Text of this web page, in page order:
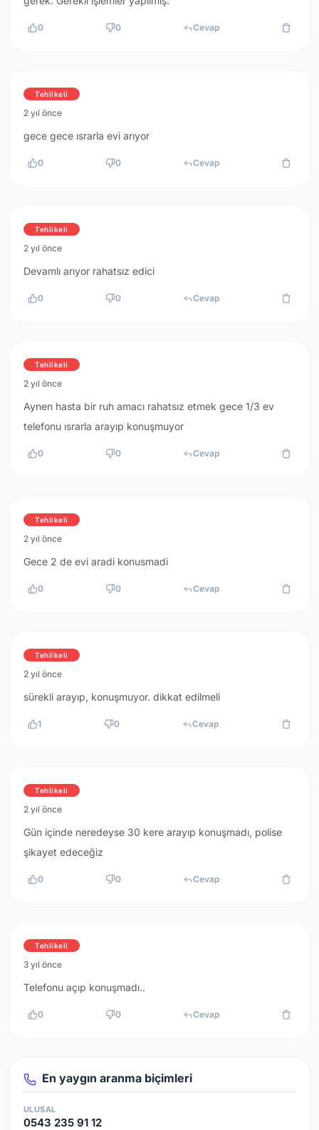
0 0 Cevap
Tehlikeli
2 yıl önce
gece gece ısrarla evi arıyor
0 0 Cevap
Tehlikeli
2 yıl önce
Devamlı arıyor rahatsız edici
0 0 Cevap
Tehlikeli
2 yıl önce
Aynen hasta bir ruh amacı rahatsız etmek gece 1/3 ev
telefonu ısrarla arayıp konuşmuyor
0 0 Cevap
Tehlikeli
2 yıl önce
Gece 2 de evi aradi konusmadi
0 0 Cevap
Tehlikeli
2 yıl önce
sürekli arayıp, konuşmuyor. dikkat edilmeli
1 0 Cevap
Tehlikeli
2 yıl önce
Gün içinde neredeyse 30 kere arayıp konuşmadı, polise
şikayet edeceğiz
0 0 Cevap
Tehlikeli
3 yıl önce
Telefonu açıp konuşmadı..
0 0 Cevap
En yaygın aranma biçimleri
ULUSAL
0543 235 91 12